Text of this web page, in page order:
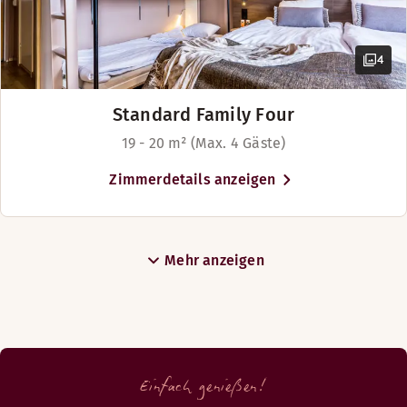
4
Standard Family Four
19 - 20 m² (Max. 4 Gäste)
Zimmerdetails anzeigen
Mehr anzeigen
Einfach genießen!